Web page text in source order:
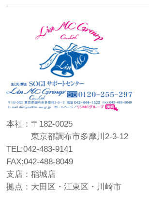
本社：〒182-0025
東京都調布市多摩川2-3-12
TEL:042-483-9141
FAX:042-488-8049
支店：稲城店
拠点：大田区・江東区・川崎市